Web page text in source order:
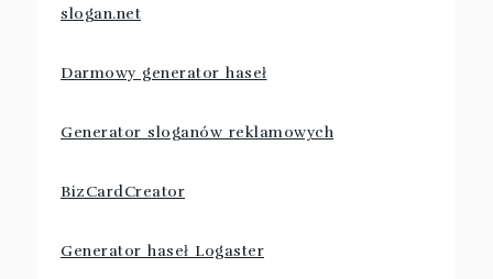
slogan.net
Darmowy generator haseł
Generator sloganów reklamowych
BizCardCreator
Generator haseł Logaster